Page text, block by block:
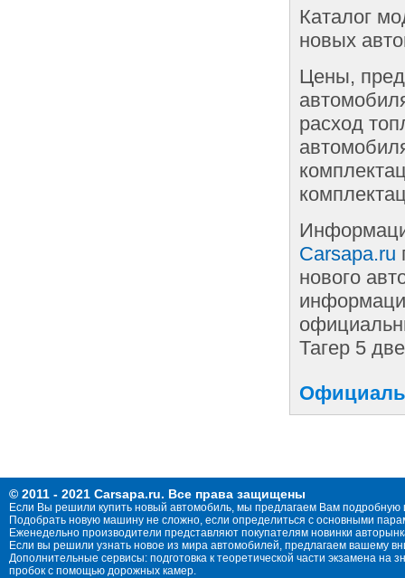
Каталог
новых
Цены,
расход
Carsapa.ru
нового
Тагер 5
© 2011 - 2021 Carsapa.ru. Все права защищены
Если Вы решили купить новый автомобиль, мы предлагаем Вам
Подобрать новую машину не сложно, если определиться с основными
Еженедельно производители представляют покупателям новинки
Если вы решили узнать новое из мира автомобилей, предлагаем вашему
Дополнительные сервисы: подготовка к теоретической части экзамена
пробок с помощью дорожных камер.